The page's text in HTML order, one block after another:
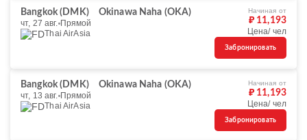
Bangkok (DMK)
Okinawa Naha (OKA)
чт, 27 авг. Прямой
Thai AirAsia
Начиная от
₽ 11,193
Цена/ чел
Забронировать
Bangkok (DMK)
Okinawa Naha (OKA)
чт, 13 авг. Прямой
Thai AirAsia
Начиная от
₽ 11,193
Цена/ чел
Забронировать